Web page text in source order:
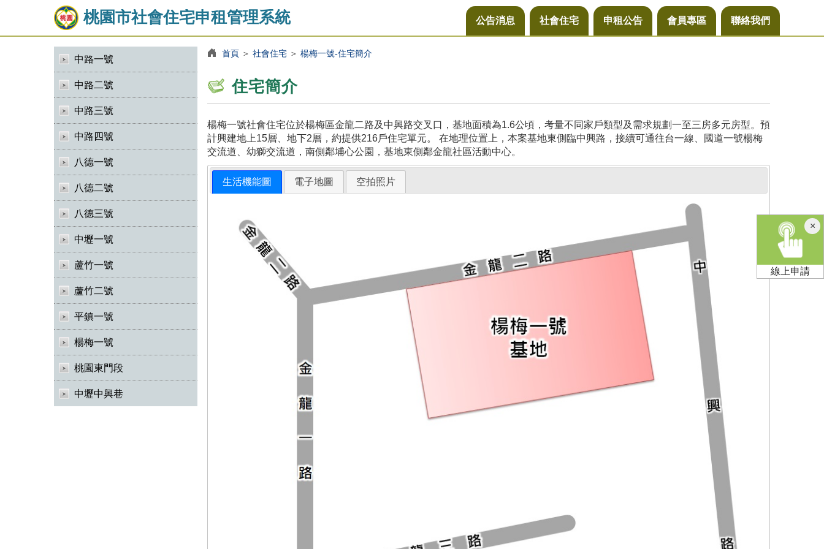
桃園市社會住宅申租管理系統 公告消息 社會住宅 申租公告 會員專區 聯絡我們
中路一號
中路二號
中路三號
中路四號
八德一號
八德二號
八德三號
中壢一號
蘆竹一號
蘆竹二號
平鎮一號
楊梅一號
桃園東門段
中壢中興巷
首頁＞ 社會住宅＞ 楊梅一號-住宅簡介
住宅簡介
楊梅一號社會住宅位於楊梅區金龍二路及中興路交叉口，基地面積為1.6公頃，考量不同家戶類型及需求規劃一至三房多元房型。預
計興建地上15層、地下2層，約提供216戶住宅單元。 在地理位置上，本案基地東側臨中興路，接續可通往台一線、國道一號楊梅
交流道、幼獅交流道，南側鄰埔心公園，基地東側鄰金龍社區活動中心。
生活機能圖 電子地圖 空拍照片
×關
閉
線上申請